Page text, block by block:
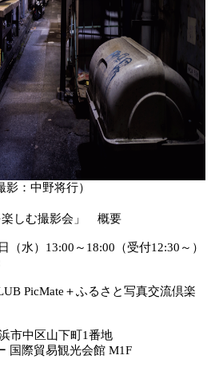
：中野将行）
楽しむ撮影会」 概要
（水）13:00～18:00（受付12:30～）
PicMate＋ふるさと写真交流倶楽
市中区山下町1番地
貿易観光会館 M1F